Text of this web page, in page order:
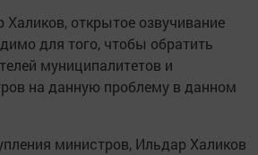
открытое озвучивание
для того, чтобы обратить
муниципалитетов и
на данную проблему в данном
министров, Ильдар Халиков